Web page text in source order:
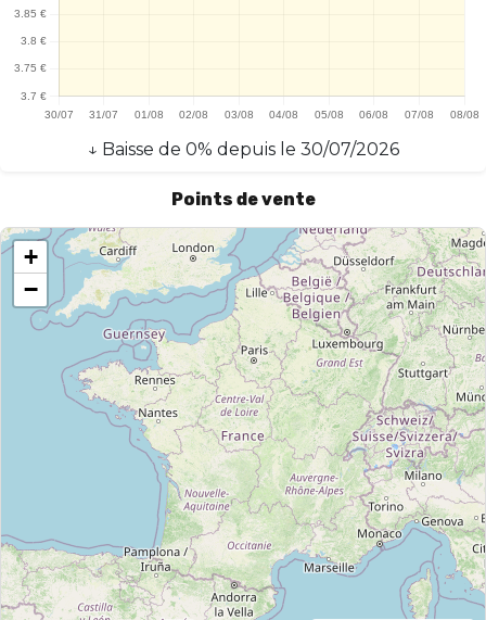
↓ Baisse de 0% depuis le 30/07/2026
Points de vente
+
−